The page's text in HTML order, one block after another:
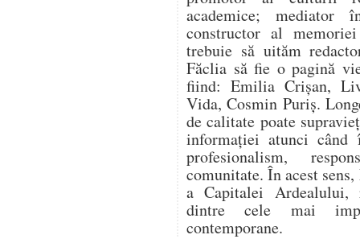
academice; mediator
constructor al
trebuie să uităm
Făclia să fie o pagină
fiind: Emilia Crișan,
Vida, Cosmin Puriș.
de calitate poate
informației atunci când
profesionalism,
comunitate. În acest
a Capitalei Ardealului,
dintre cele mai
contemporane.